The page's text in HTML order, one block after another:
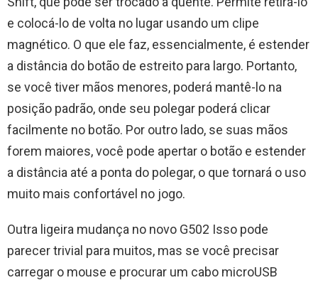
e colocá-lo de volta no lugar usando um clipe
magnético. O que ele faz, essencialmente, é estender
a distância do botão de estreito para largo. Portanto,
se você tiver mãos menores, poderá mantê-lo na
posição padrão, onde seu polegar poderá clicar
facilmente no botão. Por outro lado, se suas mãos
forem maiores, você pode apertar o botão e estender
a distância até a ponta do polegar, o que tornará o uso
muito mais confortável no jogo.
Outra ligeira mudança no novo G502 Isso pode
parecer trivial para muitos, mas se você precisar
carregar o mouse e procurar um cabo microUSB